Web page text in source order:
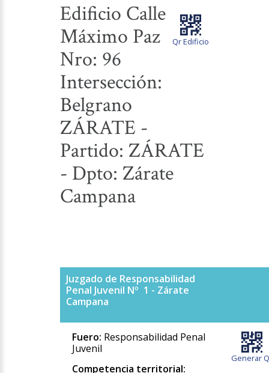
Qr Edificio
Edificio Calle
Máximo Paz
Nro: 96
Intersección:
Belgrano
ZÁRATE -
Partido: ZÁRATE
- Dpto: Zárate
Campana
Juzgado de Responsabilidad
Penal Juvenil Nº 1 - Zárate
Campana
Generar
Fuero: Responsabilidad Penal
Juvenil
Competencia territorial: